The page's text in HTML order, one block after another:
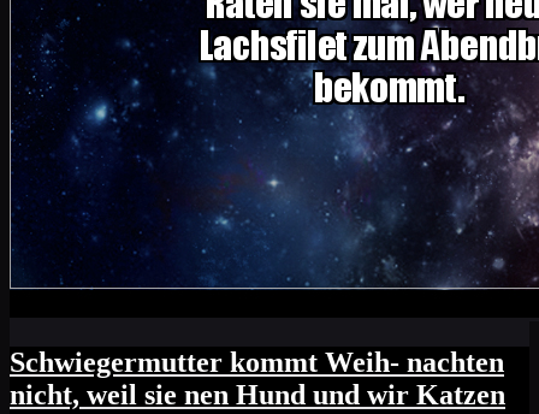
Schwiegermutter kommt Weih- nachten
nicht, weil sie nen Hund und wir Katzen